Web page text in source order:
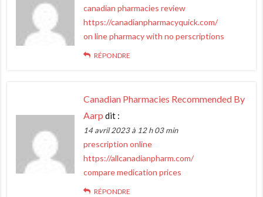
canadian pharmacies review
https://canadianpharmacyquick.com/
on line pharmacy with no perscriptions
RÉPONDRE
Canadian Pharmacies Recommended By
Aarp dit :
14 avril 2023 à 12 h 03 min
prescription online
https://allcanadianpharm.com/
compare medication prices
RÉPONDRE